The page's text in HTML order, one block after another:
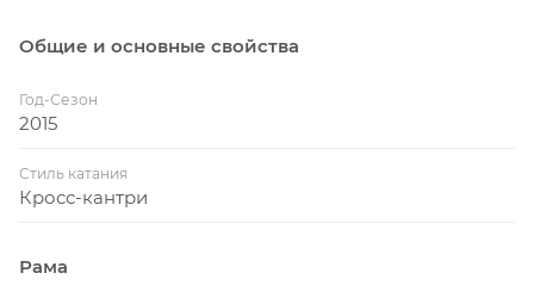
эргономичные амортизаторы профессионального
суперлегкими двойными ободьями Fulcrum Red44 и
покрышками Schwalbe Nobby Nic для отличного
100% эффективного и мгновенного торможения
хардтейл оборудован дисковыми тормозами
мм. Мощные и большие колеса 29 дюймов дают
Общие и основные свойства
Год-Сезон
2015
Стиль катания
Кросс-кантри
Рама